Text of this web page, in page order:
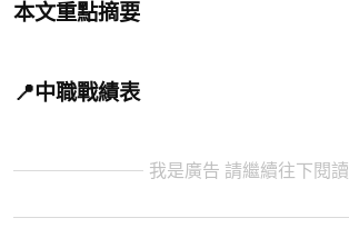
本文重點摘要
📍中職戰績表
我是廣告 請繼續往下閱讀